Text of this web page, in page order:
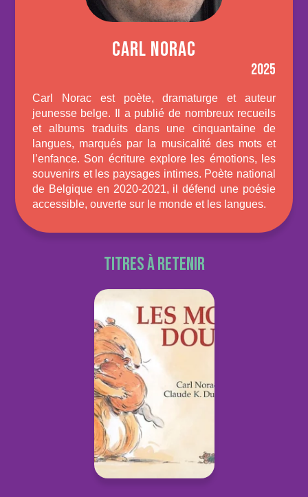
CARL NORAC
2025
Carl Norac est poète, dramaturge et auteur
jeunesse belge. Il a publié de nombreux recueils
et albums traduits dans une cinquantaine de
langues, marqués par la musicalité des mots et
l’enfance. Son écriture explore les émotions, les
souvenirs et les paysages intimes. Poète national
de Belgique en 2020-2021, il défend une poésie
accessible, ouverte sur le monde et les langues.
Titres à retenir